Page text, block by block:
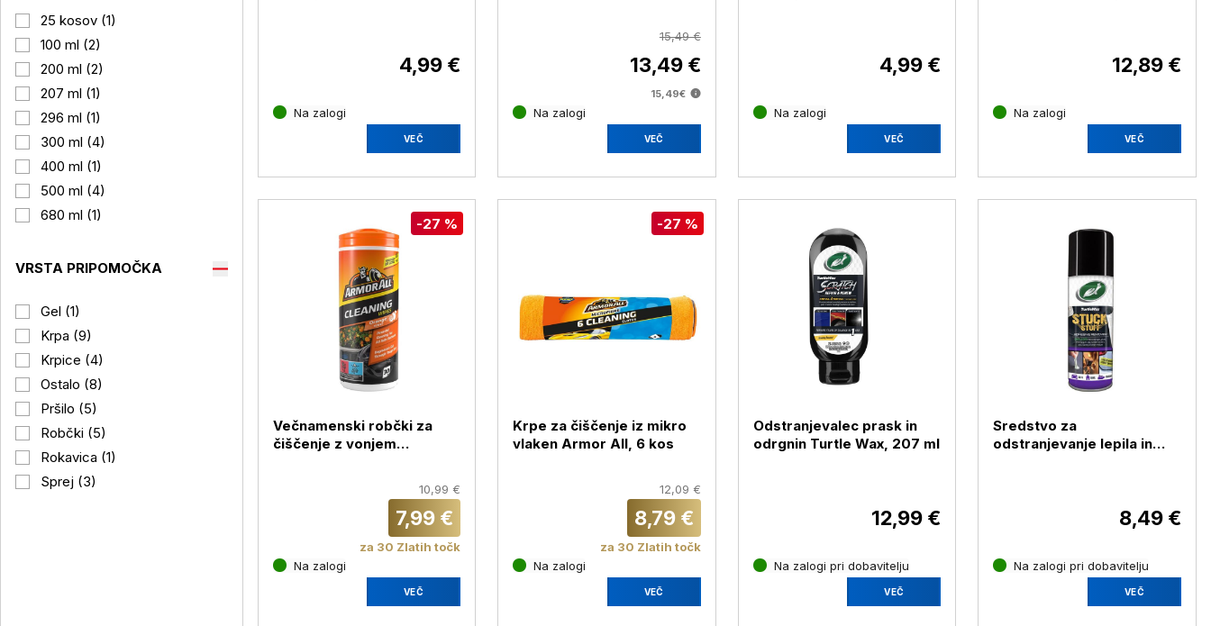
25 kosov (1)
100 ml (2)
200 ml (2)
207 ml (1)
296 ml (1)
300 ml (4)
400 ml (1)
500 ml (4)
680 ml (1)
VRSTA PRIPOMOČKA
Gel (1)
Krpa (9)
Krpice (4)
Ostalo (8)
Pršilo (5)
Robčki (5)
Rokavica (1)
Sprej (3)
4,99 €
Na zalogi
VEČ
15,49 €
13,49 €
15,49€
Na zalogi
VEČ
4,99 €
Na zalogi
VEČ
12,89 €
Na zalogi
VEČ
-27 %
Večnamenski robčki za
čiščenje z vonjem
10,99 €
7,99 €
za 30 Zlatih točk
Na zalogi
VEČ
-27 %
Krpe za čiščenje iz mikro
vlaken Armor All, 6 kos
12,09 €
8,79 €
za 30 Zlatih točk
Na zalogi
VEČ
Odstranjevalec prask in
odrgnin Turtle Wax, 207 ml
12,99 €
Na zalogi pri dobavitelju
VEČ
Sredstvo za
odstranjevanje lepila in
8,49 €
Na zalogi pri dobavitelju
VEČ